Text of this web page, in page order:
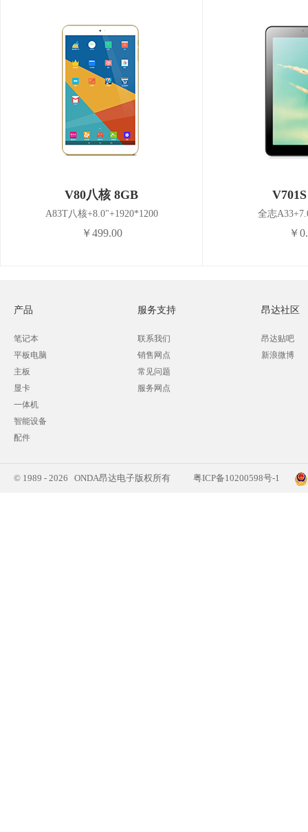
V80八核 8GB
A83T八核+8.0"+1920*1200
￥499.00
全志
￥
产品
笔记本
平板电脑
主板
显卡
一体机
智能设备
配件
服务支持
联系我们
销售网点
常见问题
服务网点
昂达社区
昂达贴吧
新浪微博
© 1989 - 2026 ONDA昂达电子版权所有 粤ICP备10200598号-1